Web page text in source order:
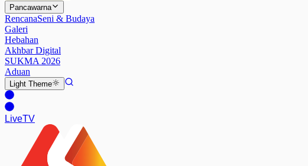
Pancawarna
RencanaSeni & Budaya
Galeri
Hebahan
Akhbar Digital
SUKMA 2026
Aduan
Light Theme
LiveTV